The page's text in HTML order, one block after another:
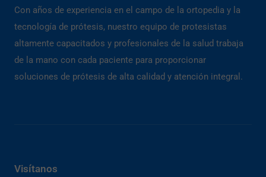
Con años de experiencia en el campo de la ortopedia y la
tecnología de prótesis, nuestro equipo de protesistas
altamente capacitados y profesionales de la salud trabaja
de la mano con cada paciente para proporcionar
soluciones de prótesis de alta calidad y atención integral.
Visítanos